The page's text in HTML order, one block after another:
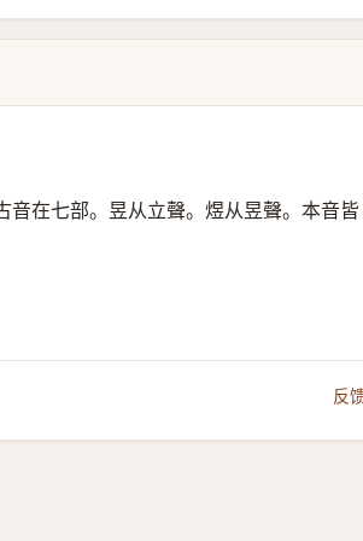
音在七部。昱从立聲。煜从昱聲。本音皆
反